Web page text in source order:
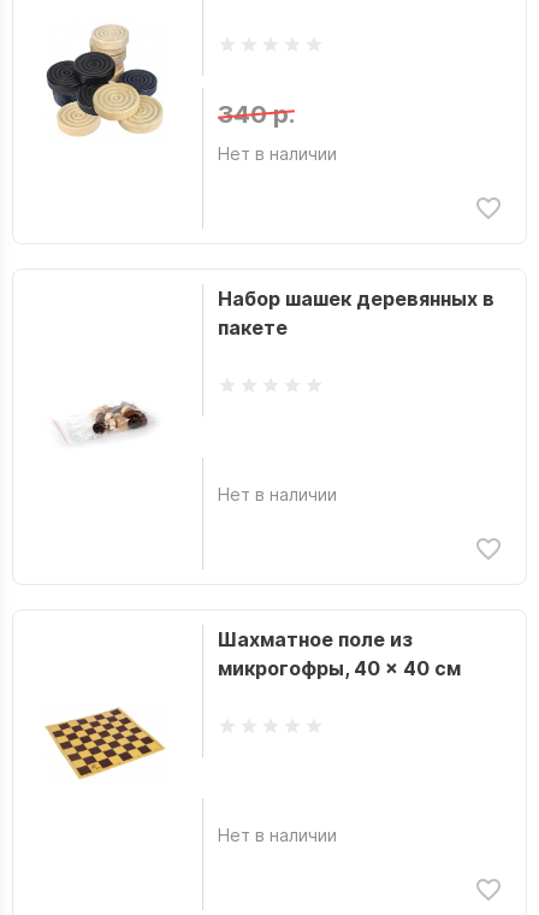
340 р.
Нет в наличии
Набор шашек деревянных в
пакете
Нет в наличии
Шахматное поле из
микрогофры, 40 × 40 см
Нет в наличии